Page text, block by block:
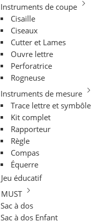
Instruments de coupe
Cisaille
Ciseaux
Cutter et Lames
Ouvre lettre
Perforatrice
Rogneuse
Instruments de mesure
Trace lettre et symbôle
Kit complet
Rapporteur
Règle
Compas
Équerre
Jeu éducatif
MUST
Sac à dos
Sac à dos Enfant